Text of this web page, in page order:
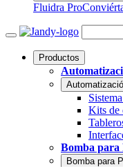
Fluidra Pro
Productos
Kits de
Bomba para
Bomba para